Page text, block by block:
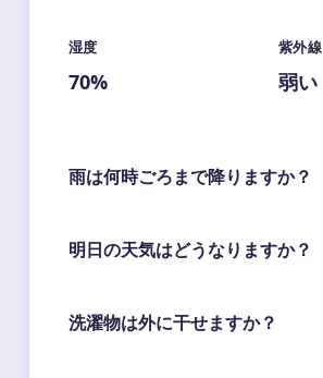
湿度
70%
紫外線
弱い
雨は何時ごろまで降りますか？
明日の天気はどうなりますか？
洗濯物は外に干せますか？